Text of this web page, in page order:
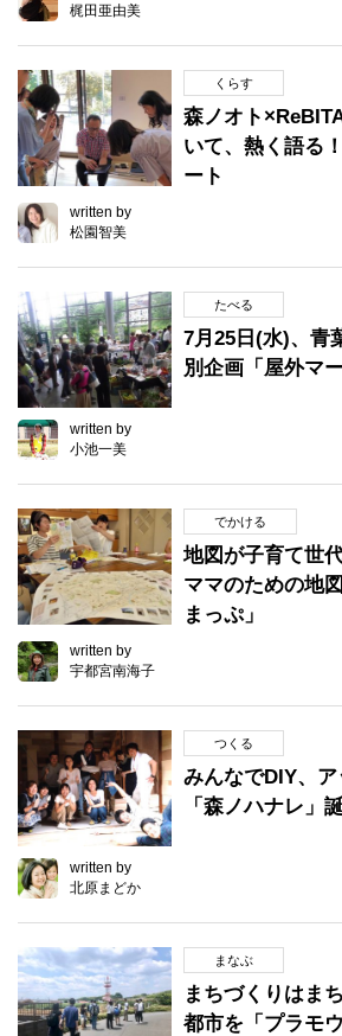
梶田亜由美
くらす
森ノオト
いて、熱く語る
ート
written by
松園智美
たべる
7月25日(水)、青
別企画「屋外マ
written by
小池一美
でかける
地図が子育て世
ママのための地
まっぷ」
written by
宇都宮南海子
つくる
みんなでDIY、
「森ノハナレ」
written by
北原まどか
まなぶ
まちづくりはま
都市を「プラモウ